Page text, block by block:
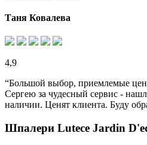
Таня Ковалева
4,9
“Большой выбор, приемлемые
Сергею за чудесный сервис -
наличии. Ценят клиента. Буду
Шпалери Lutece Jardin